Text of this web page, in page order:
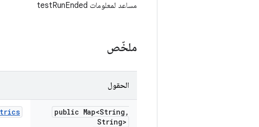
مساعد لمعلومات testRunEnded
ملخّص
الحقول
public Map<String ,
String>